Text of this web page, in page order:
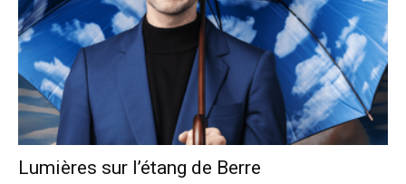
Lumières sur l’étang de Berre